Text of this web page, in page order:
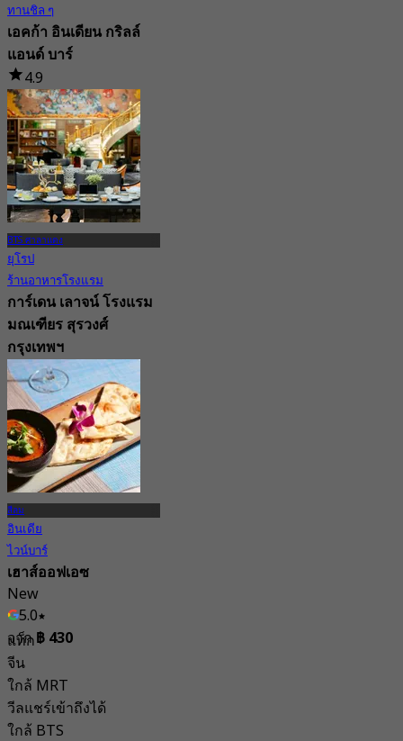
ทานชิล ๆ
เอคก้า อินเดียน กริลล์
แอนด์ บาร์
4.9
156 การจอง
จาก฿ 499
BTS ศาลาแดง
ยุโรป
ร้านอาหารโรงแรม
การ์เดน เลาจน์ โรงแรม
มณเฑียร สุรวงศ์
กรุงเทพฯ
New
4.2
จาก฿ 647.5
สีลม
อินเดีย
ไวน์บาร์
เฮาส์ออฟเอซ
New
5.0
จาก฿ 430
แท็ก
จีน
ใกล้ MRT
วีลแชร์เข้าถึงได้
ใกล้ BTS